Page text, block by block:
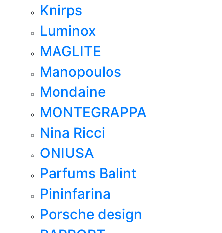
Knirps
Luminox
MAGLITE
Manopoulos
Mondaine
MONTEGRAPPA
Nina Ricci
ONIUSA
Parfums Balint
Pininfarina
Porsche design